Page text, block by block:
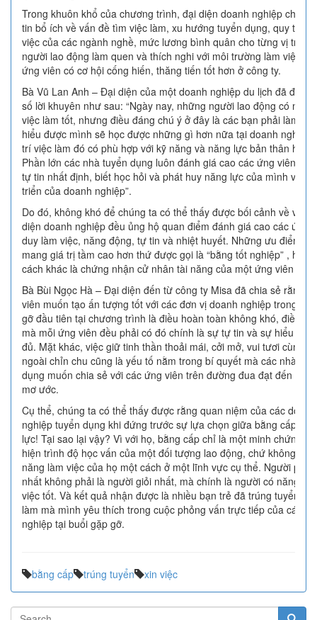
Trong khuôn khổ của chương trình, đại diện doanh nghiệp chia
tin bổ ích về vấn đề tìm việc làm, xu hướng tuyển dụng, quy trình
việc của các ngành nghề, mức lương bình quân cho từng vị trí,
người lao động làm quen và thích nghi với môi trường làm việc
ứng viên có cơ hội cống hiến, thăng tiến tốt hơn ở công ty.
Bà Vũ Lan Anh – Đại diện của một doanh nghiệp du lịch đã đưa
số lời khuyên như sau: “Ngày nay, những người lao động có
việc làm tốt, nhưng điều đáng chú ý ở đây là các bạn phải làm
hiểu được mình sẽ học được những gì hơn nữa tại doanh nghiệp
trí việc làm đó có phù hợp với kỹ năng và năng lực bản thân hay
Phần lớn các nhà tuyển dụng luôn đánh giá cao các ứng viên có
tự tin nhất định, biết học hỏi và phát huy năng lực của mình vào
triển của doanh nghiệp”.
Do đó, không khó để chúng ta có thể thấy được bối cảnh về việc
diện doanh nghiệp đều ủng hộ quan điểm đánh giá cao các ứng
duy làm việc, năng động, tự tin và nhiệt huyết. Những ưu điểm
mang giá trị tầm cao hơn thứ được gọi là “bằng tốt nghiệp” , hay
cách khác là chứng nhận cử nhân tài năng của một ứng viên nào
Bà Bùi Ngọc Hà – Đại diện đến từ công ty Misa đã chia sẻ rằng
viên muốn tạo ấn tượng tốt với các đơn vị doanh nghiệp trong
gỡ đầu tiên tại chương trình là điều hoàn toàn không khó, điều
mà mỗi ứng viên đều phải có đó chính là sự tự tin và sự hiểu biết
đủ. Mặt khác, việc giữ tinh thần thoải mái, cởi mở, vui tươi cùng
ngoài chỉn chu cũng là yếu tố nằm trong bí quyết mà các nhà
dụng muốn chia sẻ với các ứng viên trên đường đua đạt đến
mơ ước.
Cụ thể, chúng ta có thể thấy được rằng quan niệm của các doanh
nghiệp tuyển dụng khi đứng trước sự lựa chọn giữa bằng cấp và
lực! Tại sao lại vậy? Vì với họ, bằng cấp chỉ là một minh chứng
hiện trình độ học vấn của một đối tượng lao động, chứ không nói
năng làm việc của họ một cách ở một lĩnh vực cụ thể. Người phù
nhất không phải là người giỏi nhất, mà chính là người có năng
việc tốt. Và kết quả nhận được là nhiều bạn trẻ đã trúng tuyển vị
làm mà mình yêu thích trong cuộc phỏng vấn trực tiếp của các
nghiệp tại buổi gặp gỡ.
bằng cấp trúng tuyển xin việc